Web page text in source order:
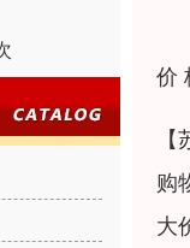
价
购
大